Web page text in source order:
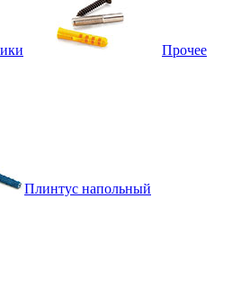
Прочее
Плинтус напольный